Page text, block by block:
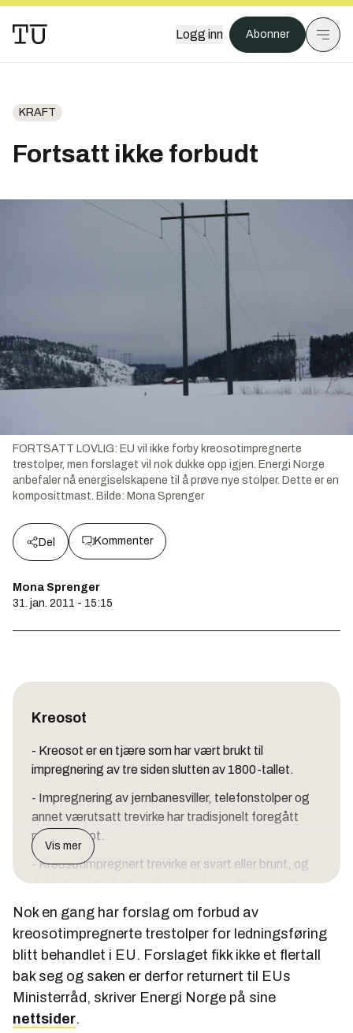
Logg inn Abonner
KRAFT
Fortsatt ikke forbudt
FORTSATT LOVLIG: EU vil ikke forby kreosotimpregnerte
trestolper, men forslaget vil nok dukke opp igjen. Energi Norge
anbefaler nå energiselskapene til å prøve nye stolper. Dette er en
komposittmast. Bilde: Mona Sprenger
Del Kommenter
Mona Sprenger
31. jan. 2011 - 15:15
Kreosot
- Kreosot er en tjære som har vært brukt til
impregnering av tre siden slutten av 1800-tallet.
- Impregnering av jernbanesviller, telefonstolper og
annet værutsatt trevirke har tradisjonelt foregått
med kreosot.
- Kreosotimpregnert trevirke er svart eller brunt, og
det har en karakteristisk lukt. Lukt og farge avtar
- Kreosot inneholder kreftfremkallende stoffer og kan
ved hudkontakt gi sterke allergiske reaksjoner.
- Det er ikke tillatt å bruke kreosot i produkter i hager
eller parker der mennesker og især barn kan komme i
kontakt med stoffet.
Vis mer
Nok en gang har forslag om forbud av
kreosotimpregnerte trestolper for ledningsføring
blitt behandlet i EU. Forslaget fikk ikke et flertall
bak seg og saken er derfor returnert til EUs
Ministerråd, skriver Energi Norge på sine
nettsider.